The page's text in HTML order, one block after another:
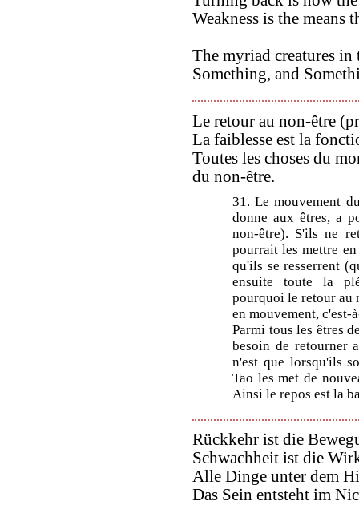
Weakness is the means
The myriad creatures
Something, and
Le retour au non-être
La faiblesse est la
Toutes les choses du
du non-être.
31. Le mouvement
donne aux êtres, a
non-être). S'ils ne
pourrait les mettre
qu'ils se resserrent
ensuite toute la
pourquoi le retour au
en mouvement, c'est-
Parmi tous les êtres
besoin de retourner
n'est que lorsqu'ils
Tao les met de
Ainsi le repos est la
Rückkehr ist die
Schwachheit ist die
Alle Dinge unter dem
Das Sein entsteht im